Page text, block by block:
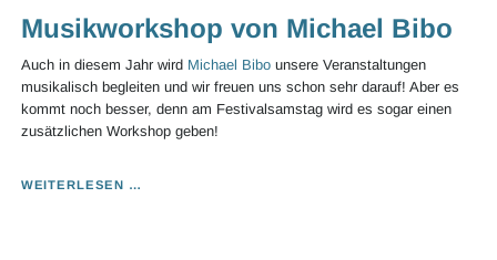
Musikworkshop von Michael Bibo
Auch in diesem Jahr wird Michael Bibounsere Veranstaltungen
musikalisch begleiten und wir freuen uns schon sehr darauf! Aber es
kommt noch besser, denn am Festivalsamstag wird es sogar einen
zusätzlichen Workshop geben!
WEITERLESEN …